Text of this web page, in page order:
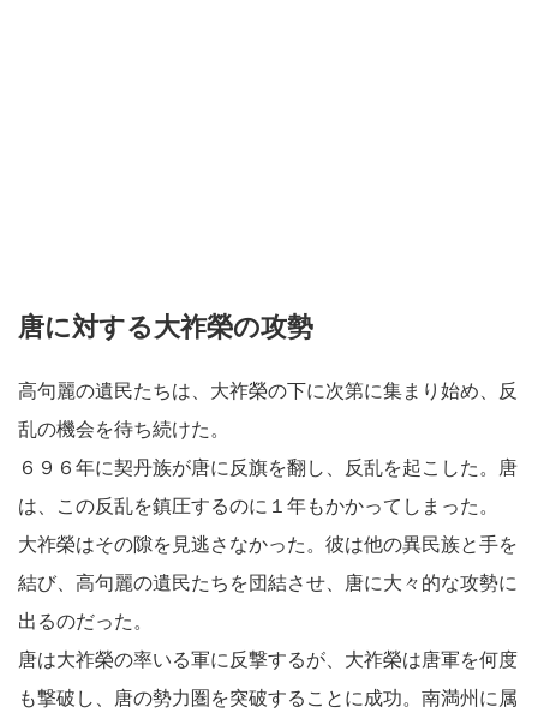
唐に対する大祚榮の攻勢
高句麗の遺民たちは、大祚榮の下に次第に集まり始め、反
乱の機会を待ち続けた。
６９６年に契丹族が唐に反旗を翻し、反乱を起こした。唐
は、この反乱を鎮圧するのに１年もかかってしまった。
大祚榮はその隙を見逃さなかった。彼は他の異民族と手を
結び、高句麗の遺民たちを団結させ、唐に大々的な攻勢に
出るのだった。
唐は大祚榮の率いる軍に反撃するが、大祚榮は唐軍を何度
も撃破し、唐の勢力圏を突破することに成功。南満州に属